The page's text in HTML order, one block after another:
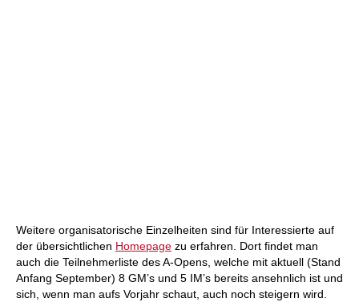
Weitere organisatorische Einzelheiten sind für Interessierte auf
der übersichtlichen Homepage zu erfahren. Dort findet man
auch die Teilnehmerliste des A-Opens, welche mit aktuell (Stand
Anfang September) 8 GM’s und 5 IM’s bereits ansehnlich ist und
sich, wenn man aufs Vorjahr schaut, auch noch steigern wird.